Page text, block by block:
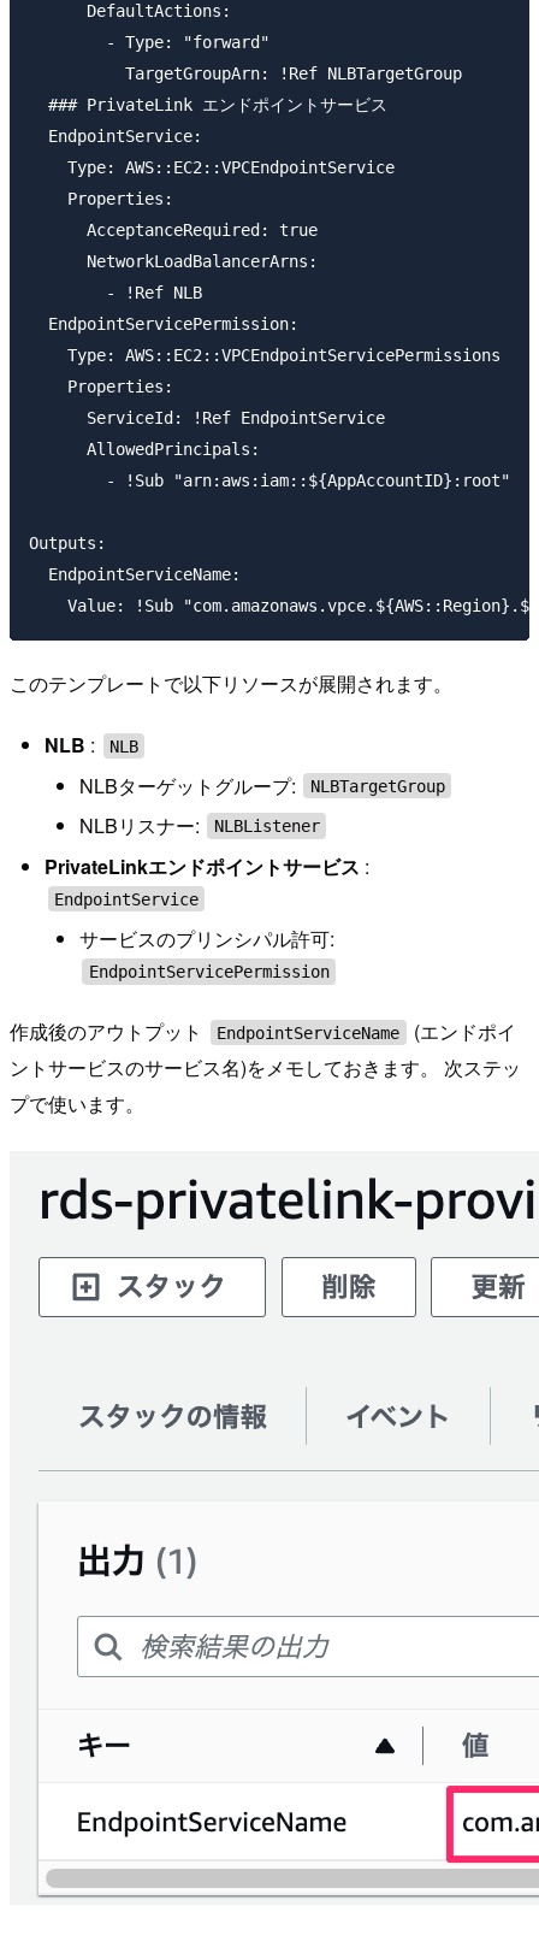
      DefaultActions:
        - Type: "forward"
          TargetGroupArn: !Ref NLBTargetGroup
  ### PrivateLink エンドポイントサービス
  EndpointService:
    Type: AWS::EC2::VPCEndpointService
    Properties:
      AcceptanceRequired: true
      NetworkLoadBalancerArns:
        - !Ref NLB
  EndpointServicePermission:
    Type: AWS::EC2::VPCEndpointServicePermissions
    Properties:
      ServiceId: !Ref EndpointService
      AllowedPrincipals:
        - !Sub "arn:aws:iam::${AppAccountID}:root"
Outputs:
  EndpointServiceName:
このテンプレートで以下リソースが展開されます。
NLB : NLB
NLBターゲットグループ: NLBTargetGroup
NLBリスナー: NLBListener
PrivateLinkエンドポイントサービス :
EndpointService
サービスのプリンシパル許可:
EndpointServicePermission
作成後のアウトプット EndpointServiceName
(エンドポイ
ントサービスのサービス名)をメモしておきます。 次ステッ
プで使います。